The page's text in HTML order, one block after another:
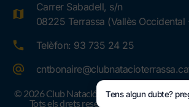
Carrer Sabadell, s/n
08225 Terrassa (Vallès Occidental
Telèfon: 93 735 24 25
© 2026 Club Natació Terrassa.
Tots els drets reservats
Tens algun dubte?